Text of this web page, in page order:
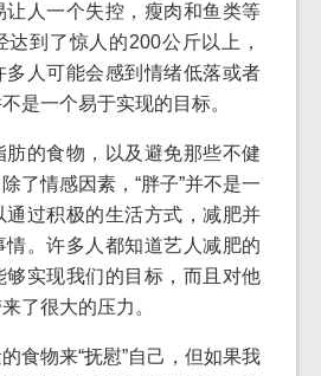
让人一个失控，瘦肉和鱼类等
到了惊人的200公斤以上，
多人可能会感到情绪低落或者
是一个易于实现的目标。
的食物，以及避免那些不健
了情感因素，“胖子”并不是一
通过积极的生活方式，减肥并
。许多人都知道艺人减肥的
够实现我们的目标，而且对他
了很大的压力。
食物来“抚慰”自己，但如果我